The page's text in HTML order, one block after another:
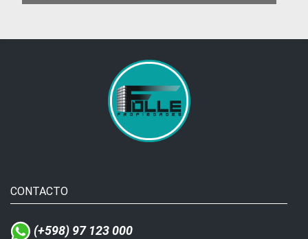
CONTACTO
(+598) 97 123 000